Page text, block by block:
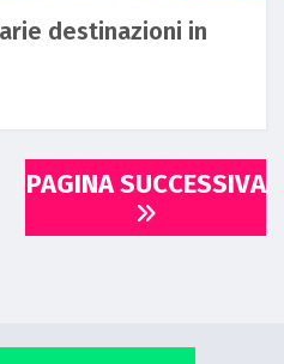
destinazioni in
PAGINA SUCCESSIVA